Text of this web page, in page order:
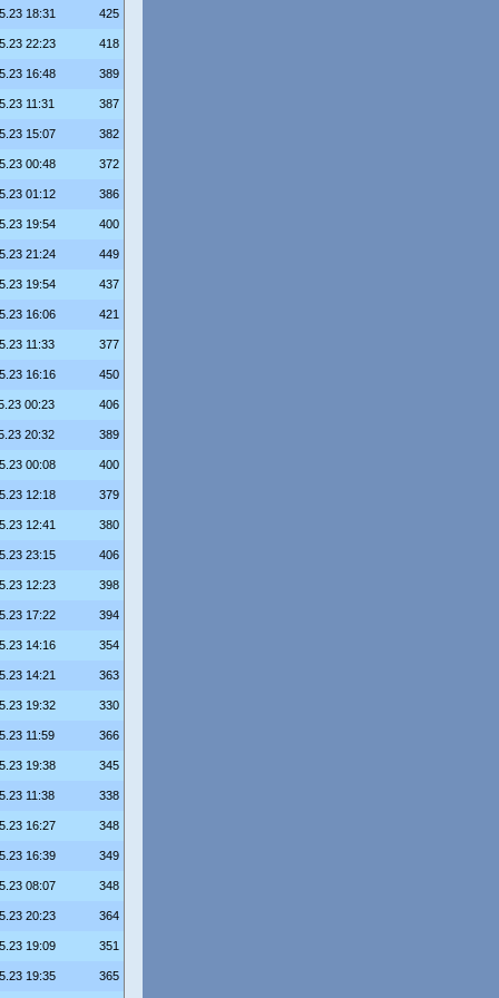
18:31 425
22:23 418
16:48 389
11:31 387
15:07 382
00:48 372
01:12 386
19:54 400
21:24 449
19:54 437
16:06 421
11:33 377
16:16 450
00:23 406
20:32 389
00:08 400
12:18 379
12:41 380
23:15 406
12:23 398
17:22 394
14:16 354
14:21 363
19:32 330
11:59 366
19:38 345
11:38 338
16:27 348
16:39 349
08:07 348
20:23 364
19:09 351
19:35 365